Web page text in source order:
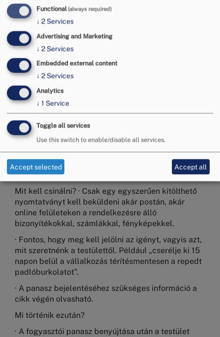
fogyasztó vásárol egy terméket (pl. cipő, laptop,
telefon, mosógép) vagy igénybe vesz egy
szolgáltatást (pl. fodrász, festés-mázolási munka,
közösségi közlekedés, mint autómegosztók, vagy
MOL Bubi) és vitás helyzet merül fel a felek között,
amelyet nem tudnak egymással rendezni.
· A vita érintheti pl. a termék vagy a szolgáltatás
minőségét, biztonságosságát, a termékfelelősségi
szabályok alkalmazását.
· Segíthet a békéltető testület akkor is, ha a
fogyasztó és a vállalkozás közötti adásvételi vagy
szolgáltatási szerződés megkötésével és
helyzet.
Mit kell csinálni? · Csak egy egyszerűen kitölthető
nyomtatványt kell beküldeni akár postán, akár
online felületeken a rendelkezésre álló
bizonyítékokkal, számlákkal, fényképekkel.
· Fontos, hogy meg kell jelölni az igényt, vagyis azt,
mit szeretnénk a testülettől. Például „cserélje ki 15
napon belül a vállalkozás térítésmentesen a repedt
padlóburkolatot”.
· A panasz bejelentéséhez szükséges információ a
cikk végén olvasható.
Mi történik ezután?
· A fogyasztói panasz benyújtása után a testület
Functional(always required)
↓ 2 Services
Advertising and Marketing
↓ 2 Services
Embedded external content
↓ 2 Services
Analytics
↓ 1 Service
Toggle all services
Use this switch to enable/disable all services.
Accept selected Accept all